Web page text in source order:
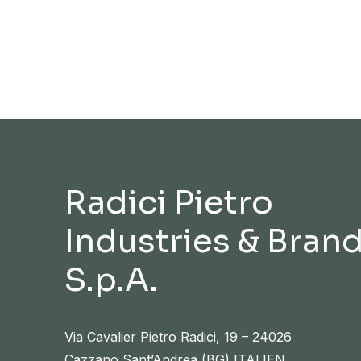
Radici Pietro
Industries &
S.p.A.
Via Cavalier Pietro Radici, 19 – 24026